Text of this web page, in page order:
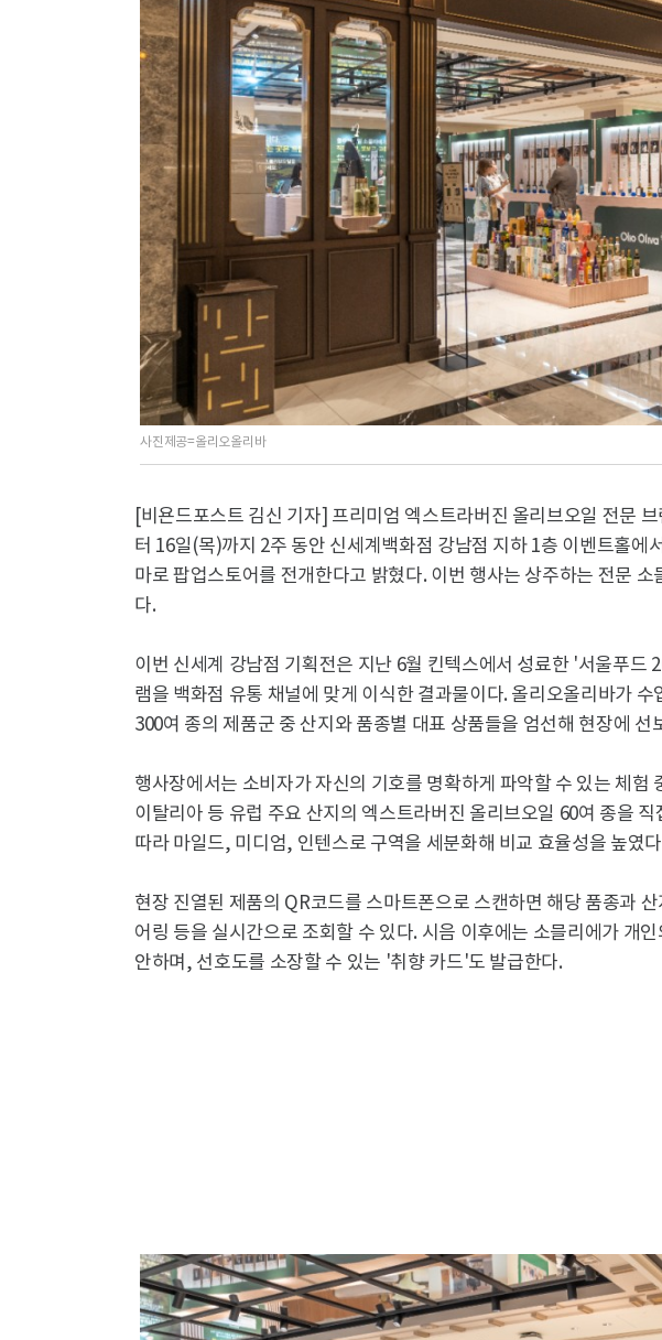
사진제공=올리오올리바
[비욘드포스트 김신 기자] 프리미엄 엑스트라버진 올리브오일 전문
터 16일(목)까지 2주 동안 신세계백화점 강남점 지하 1층 이벤트홀에
마로 팝업스토어를 전개한다고 밝혔다. 이번 행사는 상주하는 전문
다.
이번 신세계 강남점 기획전은 지난 6월 킨텍스에서 성료한 '서울푸드
램을 백화점 유통 채널에 맞게 이식한 결과물이다. 올리오올리바가 수
300여 종의 제품군 중 산지와 품종별 대표 상품들을 엄선해 현장에 선
행사장에서는 소비자가 자신의 기호를 명확하게 파악할 수 있는 체험
이탈리아 등 유럽 주요 산지의 엑스트라버진 올리브오일 60여 종을
따라 마일드, 미디엄, 인텐스로 구역을 세분화해 비교 효율성을 높였
현장 진열된 제품의 QR코드를 스마트폰으로 스캔하면 해당 품종과
어링 등을 실시간으로 조회할 수 있다. 시음 이후에는 소믈리에가 개
안하며, 선호도를 소장할 수 있는 '취향 카드'도 발급한다.